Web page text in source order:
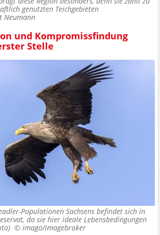
genutzten Teichgebieten
Neumann
und Kompromissfindung
Stelle
Populationen Sachsens befindet sich in
da sie hier ideale Lebensbedingungen
© imago/imagebroker